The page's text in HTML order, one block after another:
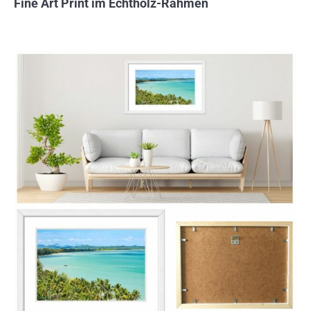
Fine Art Print im Echtholz-Rahmen